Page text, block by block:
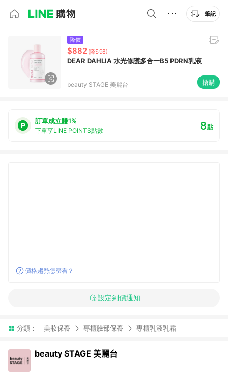
筆記
降價
$882 (降$98)
DEAR DAHLIA 水光修護多合一B5 PDRN乳液
beauty STAGE 美麗台 搶購
訂單成立賺1%
下單享LINE POINTS點數 8點
價格趨勢怎麼看？
設定到價通知
分類： 美妝保養 專櫃臉部保養 專櫃乳液乳霜
beauty STAGE 美麗台